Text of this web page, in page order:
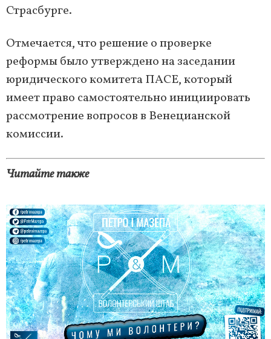
Страсбурге.
Отмечается, что решение о проверке
реформы было утверждено на заседании
юридического комитета ПАСЕ, который
имеет право самостоятельно инициировать
рассмотрение вопросов в Венецианской
комиссии.
Читайте также